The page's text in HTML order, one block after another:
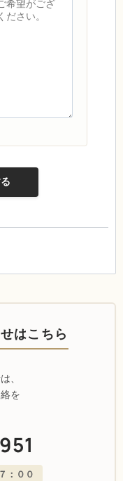
はこちら
、
を
：００